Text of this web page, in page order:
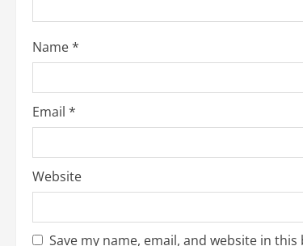
d
i
n
g
Name*
Email *
Website
Save my name, email, and website in